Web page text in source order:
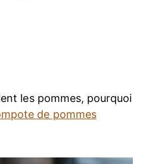
les pommes, pourquoi
de pommes